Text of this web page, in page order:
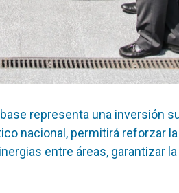
representa una inversión
nacional, permitirá reforzar
entre áreas, garantizar